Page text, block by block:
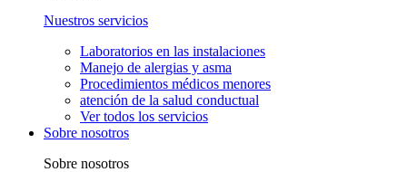
Nuestros servicios
Laboratorios en las instalaciones
Manejo de alergias y asma
Procedimientos médicos menores
atención de la salud conductual
Ver todos los servicios
Sobre nosotros
Sobre nosotros